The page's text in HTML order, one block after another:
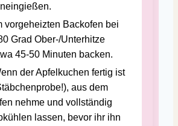
vorgeheizten Backofen bei
Grad Ober-/Unterhitze
45-50 Minuten backen.
der Apfelkuchen fertig ist
aus dem
nehme und vollständig
lassen, bevor ihr ihn